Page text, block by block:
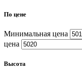
По цене
Минимальная цена
цена
Высота